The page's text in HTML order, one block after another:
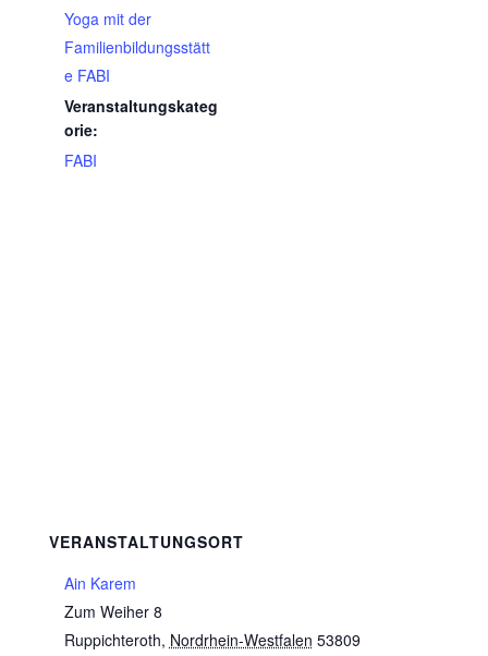
Yoga mit der
Familienbildungsstätt
e FABI
Veranstaltungskateg
orie:
FABI
VERANSTALTUNGSORT
Ain Karem
Zum Weiher 8
Ruppichteroth, Nordrhein-Westfalen 53809